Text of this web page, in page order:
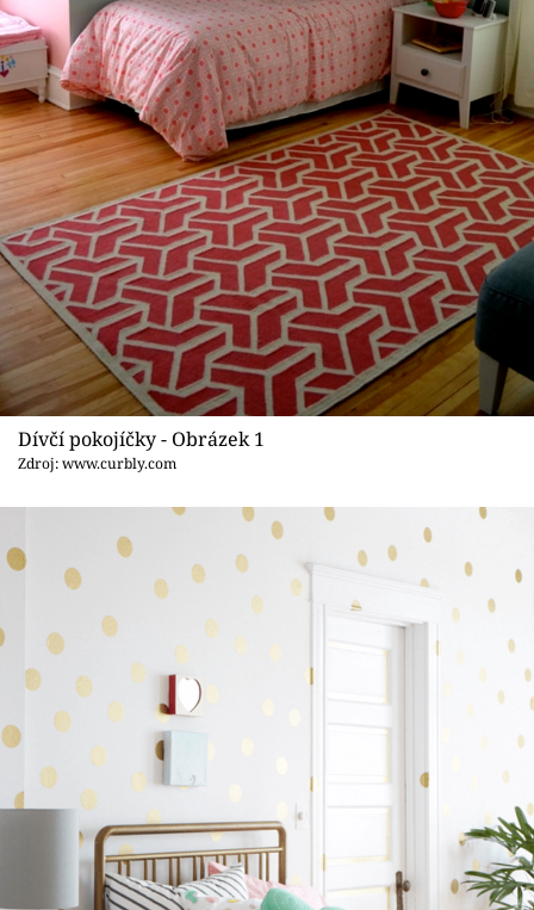
Přihlášení
Sledujte nás
Dívčí pokojíčky - Obrázek 1
Zdroj: www.curbly.com